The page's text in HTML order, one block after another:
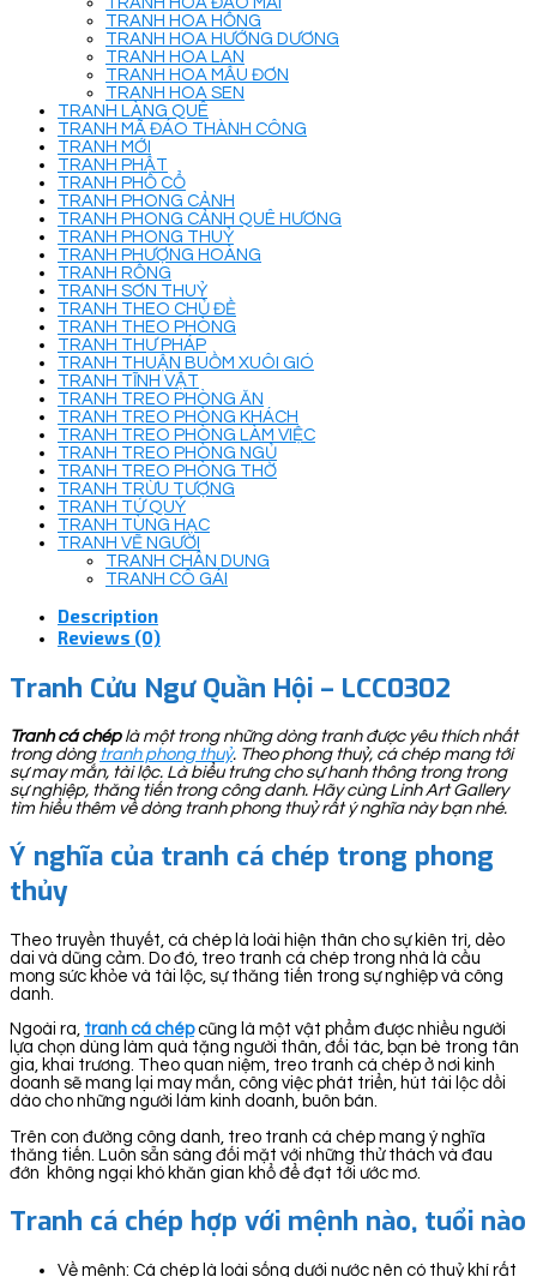
TRANH HOA HỒNG
TRANH HOA HƯỚNG DƯƠNG
TRANH HOA LAN
TRANH HOA MẪU ĐƠN
TRANH HOA SEN
TRANH LÀNG QUÊ
TRANH MÃ ĐÁO THÀNH CÔNG
TRANH MỚI
TRANH PHẬT
TRANH PHỐ CỔ
TRANH PHONG CẢNH
TRANH PHONG CẢNH QUÊ HƯƠNG
TRANH PHONG THUỶ
TRANH PHƯỢNG HOÀNG
TRANH RỒNG
TRANH SƠN THUỶ
TRANH THEO CHỦ ĐỀ
TRANH THEO PHÒNG
TRANH THƯ PHÁP
TRANH THUẬN BUỒM XUÔI GIÓ
TRANH TĨNH VẬT
TRANH TREO PHÒNG ĂN
TRANH TREO PHÒNG KHÁCH
TRANH TREO PHÒNG LÀM VIỆC
TRANH TREO PHÒNG NGỦ
TRANH TREO PHÒNG THỜ
TRANH TRỪU TƯỢNG
TRANH TỨ QUÝ
TRANH TÙNG HẠC
TRANH VẼ NGƯỜI
TRANH CHÂN DUNG
TRANH CÔ GÁI
Description
Reviews (0)
Tranh Cửu Ngư Quần Hội – LCC0302
Tranh cá chéplà một trong những dòng tranh được yêu thích nhất
trong dòng tranh phong thuỷ. Theo phong thuỷ, cá chép mang tới
sự may mắn, tài lộc. Là biểu trưng cho sự hanh thông trong trong
sự nghiệp, thăng tiến trong công danh. Hãy cùng Linh Art Gallery
tìm hiểu thêm về dòng tranh phong thuỷ rất ý nghĩa này bạn nhé.
Ý nghĩa của tranh cá chép trong phong
thủy
Theo truyền thuyết, cá chép là loài hiện thân cho sự kiên trì, dẻo
dai và dũng cảm. Do đó, treo tranh cá chép trong nhà là cầu
mong sức khỏe và tài lộc, sự thăng tiến trong sự nghiệp và công
danh.
Ngoài ra, tranh cá chépcũng là một vật phẩm được nhiều người
lựa chọn dùng làm quà tặng người thân, đối tác, bạn bè trong tân
gia, khai trương. Theo quan niệm, treo tranh cá chép ở nơi kinh
doanh sẽ mang lại may mắn, công việc phát triển, hút tài lộc dồi
dào cho những người làm kinh doanh, buôn bán.
Trên con đường công danh, treo tranh cá chép mang ý nghĩa
thăng tiến. Luôn sẵn sàng đối mặt với những thử thách và đau
đớn không ngại khó khăn gian khổ để đạt tới ước mơ.
Tranh cá chép hợp với mệnh nào, tuổi nào
Về mệnh: Cá chép là loài sống dưới nước nên có thuỷ khí rất